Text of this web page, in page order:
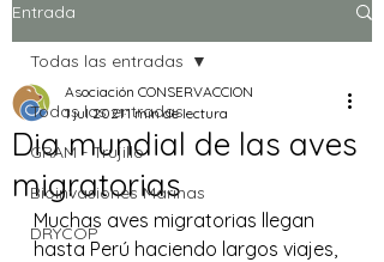
Entrada
Todas las entradas
GRAM - Trujillo
Bioinvasiones Marinas
DRYCOP
Todas las entradas
Dia mundial de las aves
migratorias
Asociación CONSERVACCION
1 jul 20211 min de lectura
Muchas aves migratorias llegan
hasta Perú haciendo largos viajes,